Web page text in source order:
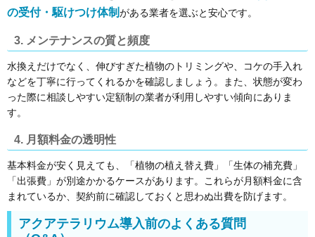
の受付・駆けつけ体制がある業者を選ぶと安心です。
3. メンテナンスの質と頻度
水換えだけでなく、伸びすぎた植物のトリミングや、コケの手入れ
などを丁寧に行ってくれるかを確認しましょう。また、状態が変わ
った際に相談しやすい定額制の業者が利用しやすい傾向にありま
す。
4. 月額料金の透明性
基本料金が安く見えても、「植物の植え替え費」「生体の補充費」
「出張費」が別途かかるケースがあります。これらが月額料金に含
まれているか、契約前に確認しておくと思わぬ出費を防げます。
アクアテラリウム導入前のよくある質問